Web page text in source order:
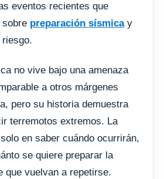
eventos recientes que
sobre preparación sísmicay
no vive bajo una amenaza
a otros márgenes
pero su historia demuestra
terremotos extremos. La
en saber cuándo ocurrirán,
se quiere preparar la
que vuelvan a repetirse.